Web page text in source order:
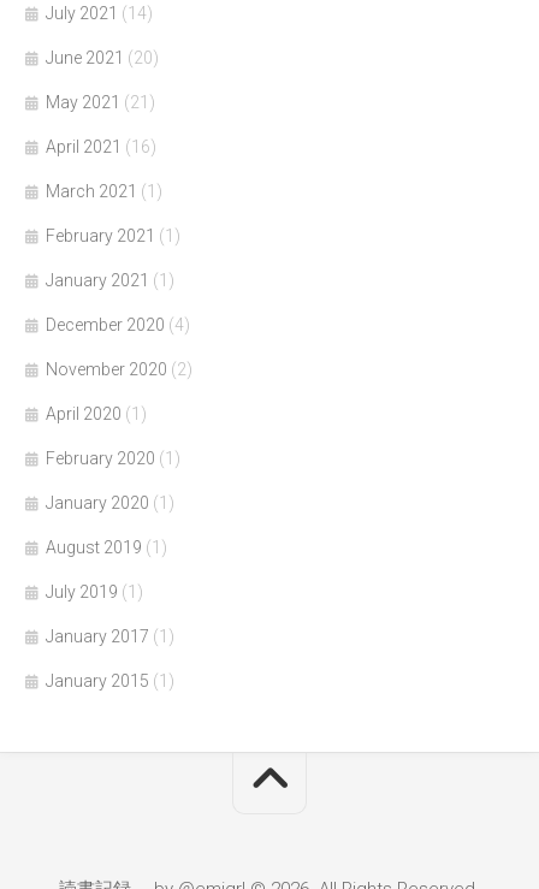
July 2021 (14)
June 2021 (20)
May 2021 (21)
April 2021 (16)
March 2021 (1)
February 2021 (1)
January 2021 (1)
December 2020 (4)
November 2020 (2)
April 2020 (1)
February 2020 (1)
January 2020 (1)
August 2019 (1)
July 2019 (1)
January 2017 (1)
January 2015 (1)